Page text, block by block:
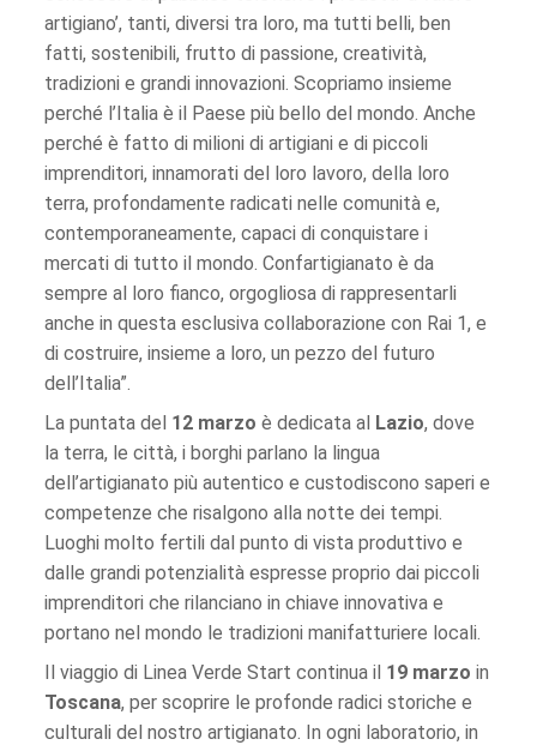
artigiano’, tanti, diversi tra loro, ma tutti belli, ben
fatti, sostenibili, frutto di passione, creatività,
tradizioni e grandi innovazioni. Scopriamo insieme
perché l’Italia è il Paese più bello del mondo. Anche
perché è fatto di milioni di artigiani e di piccoli
imprenditori, innamorati del loro lavoro, della loro
terra, profondamente radicati nelle comunità e,
contemporaneamente, capaci di conquistare i
mercati di tutto il mondo. Confartigianato è da
sempre al loro fianco, orgogliosa di rappresentarli
anche in questa esclusiva collaborazione con Rai 1, e
di costruire, insieme a loro, un pezzo del futuro
dell’Italia”.
La puntata del 12 marzo è dedicata al Lazio, dove
la terra, le città, i borghi parlano la lingua
dell’artigianato più autentico e custodiscono saperi e
competenze che risalgono alla notte dei tempi.
Luoghi molto fertili dal punto di vista produttivo e
dalle grandi potenzialità espresse proprio dai piccoli
imprenditori che rilanciano in chiave innovativa e
portano nel mondo le tradizioni manifatturiere locali.
Il viaggio di Linea Verde Start continua il 19 marzo in
Toscana, per scoprire le profonde radici storiche e
culturali del nostro artigianato. In ogni laboratorio, in